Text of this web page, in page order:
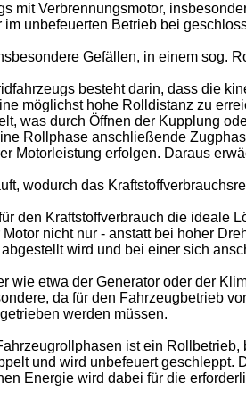
mit Verbrennungsmotor,
unbefeuerten Betrieb bei
Gefällen, in einem sog.
besteht darin, dass die
möglichst hohe Rolldistanz zu
was durch Öffnen der Kupplung
Rollphase anschließende
erfolgen. Daraus
wodurch das
den Kraftstoffverbrauch die ideale
nicht nur - anstatt bei hoher
wird und bei einer sich
etwa der Generator oder der
da für den Fahrzeugbetrieb
werden müssen.
ist ein
und wird unbefeuert geschleppt.
Energie wird dabei für die